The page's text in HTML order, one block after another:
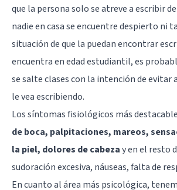
que la persona solo se atreve a escribir
nadie en casa se encuentre despierto ni
situación de que la puedan encontrar
encuentra en edad estudiantil, es
se salte clases con la intención de evitar
le vea escribiendo.
Los síntomas fisiológicos más
de boca, palpitaciones, mareos,
la piel, dolores de cabezay en el resto
sudoración excesiva, náuseas, falta de
En cuanto al área más psicológica,